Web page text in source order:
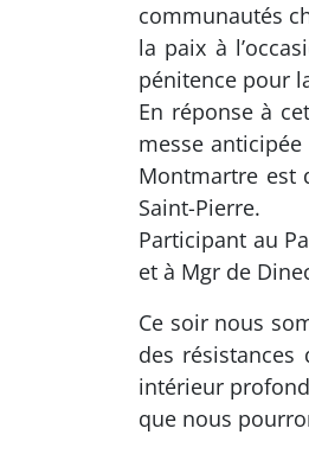
communautés
la paix à
pénitence pour
En réponse à
messe
Montmartre est
Saint-Pierre.
Participant au
et à Mgr de
Ce soir nous
des
intérieur
que nous